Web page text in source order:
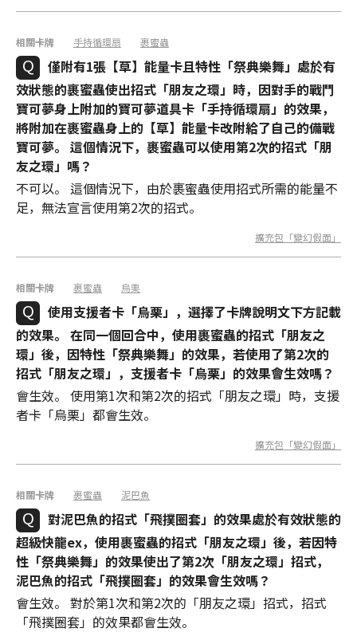
相關卡牌 手持循環扇 裹蜜蟲
僅附有1張【草】能量卡且特性「祭典樂舞」處於有
效狀態的裹蜜蟲使出招式「朋友之環」時，因對手的戰鬥
寶可夢身上附加的寶可夢道具卡「手持循環扇」的效果，
將附加在裹蜜蟲身上的【草】能量卡改附給了自己的備戰
寶可夢。 這個情況下，裹蜜蟲可以使用第2次的招式「朋
友之環」嗎？
不可以。 這個情況下，由於裹蜜蟲使用招式所需的能量不
足，無法宣言使用第2次的招式。
擴充包「變幻假面」
相關卡牌 裹蜜蟲 烏栗
使用支援者卡「烏栗」，選擇了卡牌說明文下方記載
的效果。 在同一個回合中，使用裹蜜蟲的招式「朋友之
環」後，因特性「祭典樂舞」的效果，若使用了第2次的
招式「朋友之環」，支援者卡「烏栗」的效果會生效嗎？
會生效。 使用第1次和第2次的招式「朋友之環」時，支援
者卡「烏栗」都會生效。
擴充包「變幻假面」
相關卡牌 裹蜜蟲 泥巴魚
對泥巴魚的招式「飛撲圈套」的效果處於有效狀態的
超級快龍ex，使用裹蜜蟲的招式「朋友之環」後，若因特
性「祭典樂舞」的效果使出了第2次「朋友之環」招式，
泥巴魚的招式「飛撲圈套」的效果會生效嗎？
會生效。 對於第1次和第2次的「朋友之環」招式，招式
「飛撲圈套」的效果都會生效。